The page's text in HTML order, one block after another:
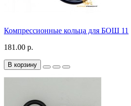
Компрессионные кольца для БОШ 11
181.00 р.
В корзину